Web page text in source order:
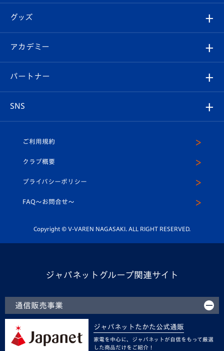
チケット
イベント
メディア
ホームタウン
スタッフプロフィール
マスコット紹介
平和祈念活動
ホームタウン活動
はじめての観戦ガイド
Revive Team
ヴィヴィくんの長崎おもてなしガイド
フォトギャラリー
スタジアムグルメ
チケット
V-LOVERS（ファンクラブ）
プレイヤーズスイート
グッズ
オンラインショップ
店舗情報
アカデミー
育成からのお知らせ
U-18
スクール
パートナー
SNS
ヴィヴィくんインスタグラム
公式LINE＠
ご利用規約
クラブ概要
プライバシーポリシー
FAQ〜お問合せ〜
Copyright © V-VAREN NAGASAKI. ALL RIGHT RESERVED.
ジャパネットグループ関連サイト
通信販売事業
ジャパネットたかた公式通販
家電を中心に、ジャパネットが自信をもって厳選
した商品だけをご紹介！